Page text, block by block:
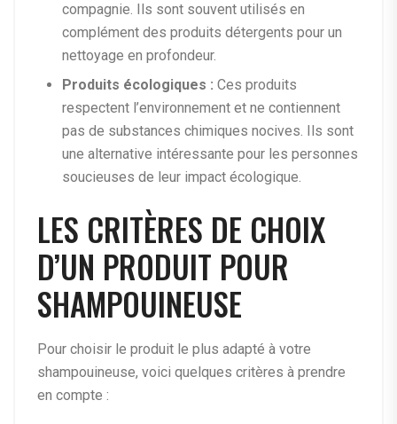
compagnie. Ils sont souvent utilisés en
complément des produits détergents pour un
nettoyage en profondeur.
Produits écologiques : Ces produits
respectent l’environnement et ne contiennent
pas de substances chimiques nocives. Ils sont
une alternative intéressante pour les personnes
soucieuses de leur impact écologique.
LES CRITÈRES DE CHOIX
D’UN PRODUIT POUR
SHAMPOUINEUSE
Pour choisir le produit le plus adapté à votre
shampouineuse, voici quelques critères à prendre
en compte :